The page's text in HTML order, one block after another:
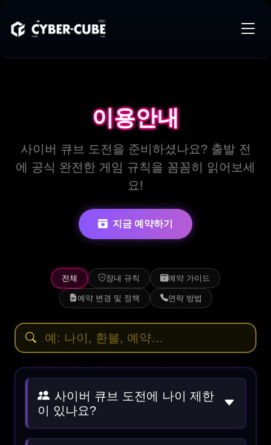
이용안내
이용안내
사이버 큐브 도전을 준비하셨나요? 출발 전
에 공식 완전한 게임 규칙을 꼼꼼히 읽어보세
요!
지금 예약하기
전체 장내 규칙 예약 가이드
예약 변경 및 정책 연락 방법
사이버 큐브 도전에 나이 제한
이 있나요?